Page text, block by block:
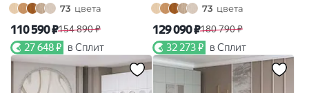
73 цвета
110 590 ₽154 890 ₽
27 648 ₽ в Сплит
73 цвета
129 090 ₽180 790 ₽
32 273 ₽ в Сплит